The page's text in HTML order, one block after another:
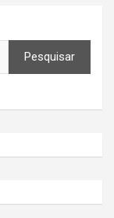
Pesquisar